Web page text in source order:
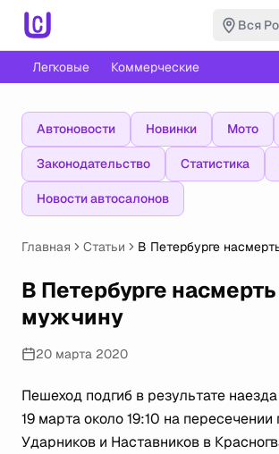
Вся
Легковые Коммерческие
Автоновости Новинки Мото
Законодательство Статистика
Новости автосалонов
Главная Статьи
В Петербурге
В Петербурге
мужчину
20 марта 2020
Пешеход подгиб в результате
19 марта около 19:10 на пересечении
Ударников и Наставников в